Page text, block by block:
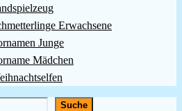
Erwachsene
Junge
Mädchen
Suche